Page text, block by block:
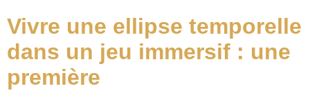
Vivre une ellipse temporelle
dans un jeu immersif : une
première